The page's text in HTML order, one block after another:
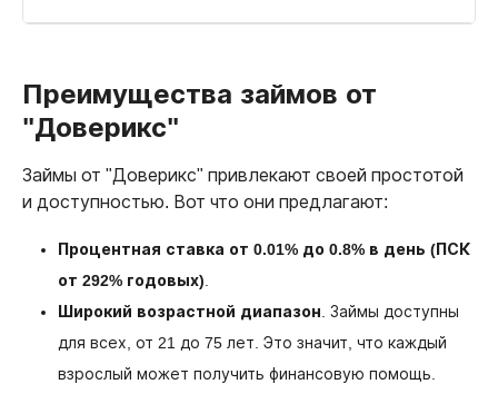
Преимущества займов от
"Доверикс"
Займы от "Доверикс" привлекают своей простотой
и доступностью. Вот что они предлагают:
Процентная ставка от 0.01% до 0.8% в день (ПСК
от 292% годовых)
Широкий возрастной диапазон . Займы доступны
для всех, от 21 до 75 лет. Это значит, что каждый
взрослый может получить финансовую помощь.